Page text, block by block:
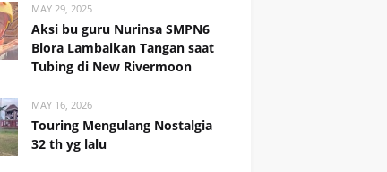
MAY 29, 2025
Aksi bu guru Nurinsa SMPN6
Blora Lambaikan Tangan saat
Tubing di New Rivermoon
MAY 16, 2026
Touring Mengulang Nostalgia
32 th yg lalu